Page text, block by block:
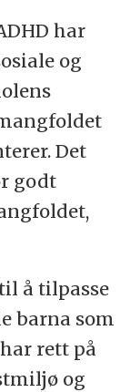
har
og
Det
godt
å tilpasse
barna som
rett på
og